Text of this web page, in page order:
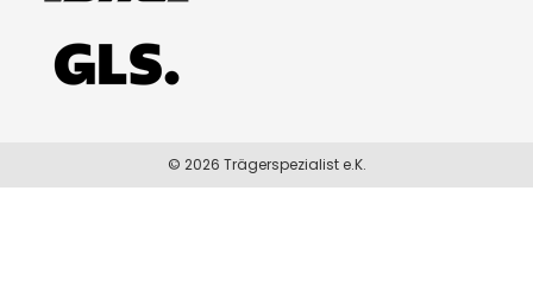
© 2026 Trägerspezialist e.K.